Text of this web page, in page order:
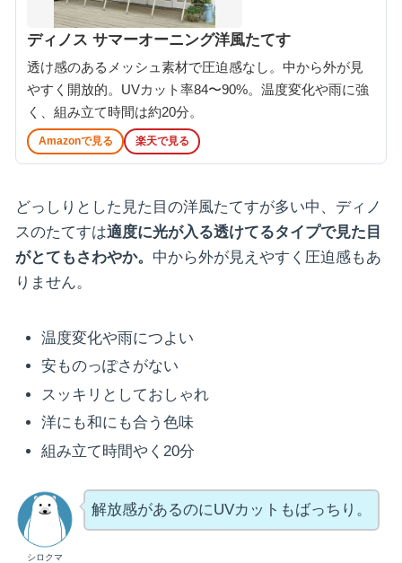
ディノス サマーオーニング洋風たてす
透け感のあるメッシュ素材で圧迫感なし。中から外が見
やすく開放的。UVカット率84〜90%。温度変化や雨に強
く、組み立て時間は約20分。
Amazonで見る 楽天で見る
どっしりとした見た目の洋風たてすが多い中、ディノ
スのたてすは適度に光が入る透けてるタイプで見た目
がとてもさわやか。 中から外が見えやすく圧迫感もあ
りません。
温度変化や雨につよい
安ものっぽさがない
スッキリとしておしゃれ
洋にも和にも合う色味
組み立て時間やく20分
シロクマ
解放感があるのにUVカットもばっちり。